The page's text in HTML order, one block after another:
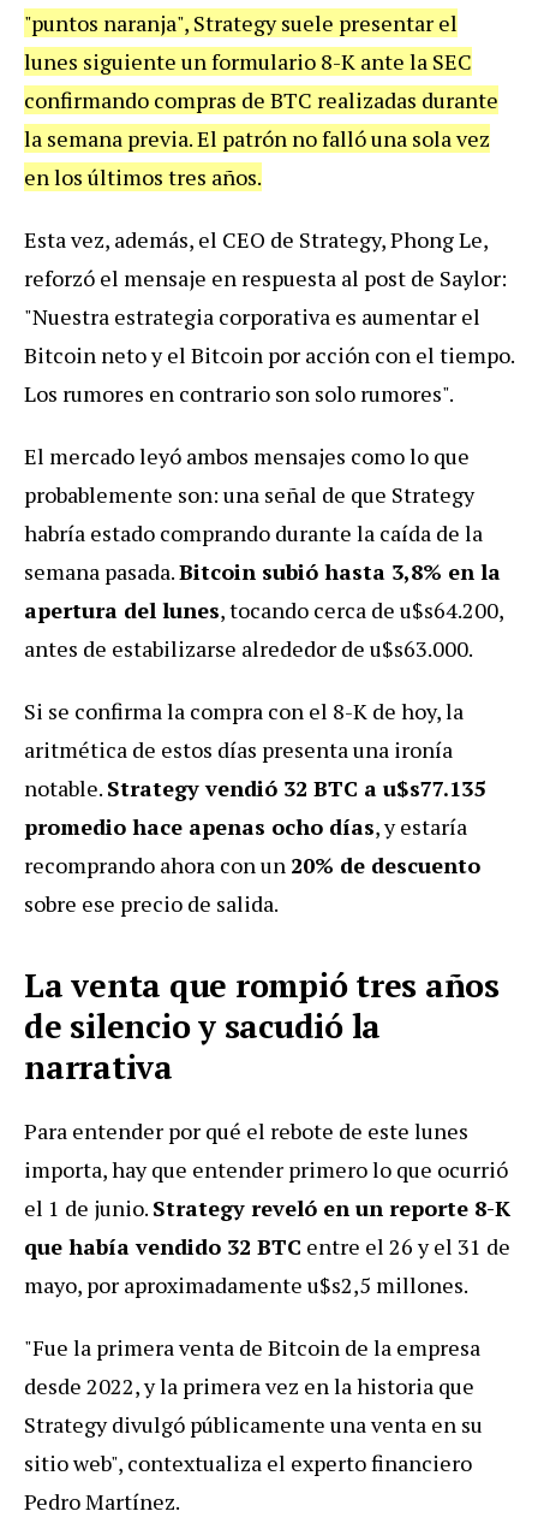
"puntos naranja", Strategy suele presentar el
lunes siguiente un formulario 8-K ante la SEC
confirmando compras de BTC realizadas durante
la semana previa. El patrón no falló una sola vez
en los últimos tres años.
Esta vez, además, el CEO de Strategy, Phong Le,
reforzó el mensaje en respuesta al post de Saylor:
"Nuestra estrategia corporativa es aumentar el
Bitcoin neto y el Bitcoin por acción con el tiempo.
Los rumores en contrario son solo rumores".
El mercado leyó ambos mensajes como lo que
probablemente son: una señal de que Strategy
habría estado comprando durante la caída de la
semana pasada.Bitcoin subió hasta 3,8% en la
apertura del lunes, tocando cerca de u$s64.200,
antes de estabilizarse alrededor de u$s63.000.
Si se confirma la compra con el 8-K de hoy, la
aritmética de estos días presenta una ironía
notable. Strategy vendió 32 BTC a u$s77.135
promedio hace apenas ocho días, y estaría
recomprando ahora con un 20% de descuento
sobre ese precio de salida.
La venta que rompió tres años
de silencio y sacudió la
narrativa
Para entender por qué el rebote de este lunes
importa, hay que entender primero lo que ocurrió
el 1 de junio. Strategy reveló en un reporte 8-K
que había vendido 32 BTC entre el 26 y el 31 de
mayo, por aproximadamente u$s2,5 millones.
"Fue la primera venta de Bitcoin de la empresa
desde 2022, y la primera vez en la historia que
Strategy divulgó públicamente una venta en su
sitio web", contextualiza el experto financiero
Pedro Martínez.